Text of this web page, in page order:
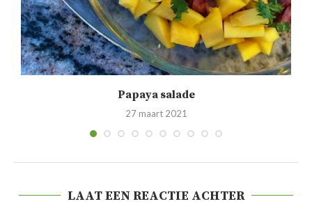
Papaya salade
27 maart 2021
LAAT EEN REACTIE ACHTER